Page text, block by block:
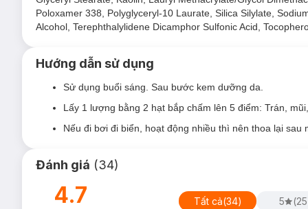
Màng lọc XL bảo vệ da trước các tác nhân của
Phe-Resorcinolcó khả năng ức chế tổng hợp
Khả năng chống nước tốt, lâu trôi khi bạn tiếp xúc với
Kem Chống Nắng Vichy Capital Soleil Anti-Ageing 3-In-1
Poloxamer 338, Polyglyceryl-10 Laurate, Silica Silylate,
Alcohol, Terephthalylidene Dicamphor Sulfonic Acid,
Hướng dẫn sử dụng
Sử dụng buổi sáng. Sau bước kem dưỡng da.
Lấy 1 lượng bằng 2 hạt bắp chấm lên 5 điểm: Trán,
Nếu đi bơi đi biển, hoạt động nhiều thì nên thoa lại sau
Đánh giá (34)
4.7 Tất cả(34) 5 (25